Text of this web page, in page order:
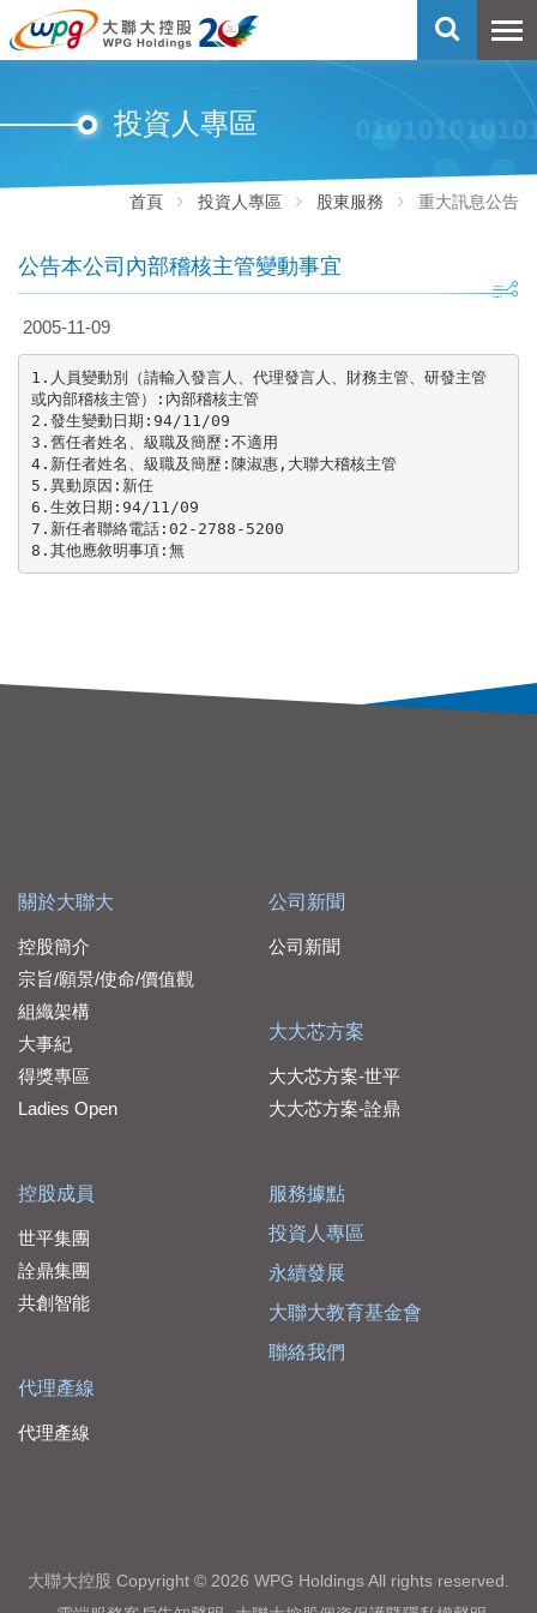
投資人專區
首頁 投資人專區 股東服務 重大訊息公告
公告本公司內部稽核主管變動事宜
2005-11-09
1.人員變動別（請輸入發言人、代理發言人、財務主管、研發主管
或內部稽核主管）:內部稽核主管
2.發生變動日期:94/11/09
3.舊任者姓名、級職及簡歷:不適用
4.新任者姓名、級職及簡歷:陳淑惠,大聯大稽核主管
5.異動原因:新任
6.生效日期:94/11/09
7.新任者聯絡電話:02-2788-5200
8.其他應敘明事項:無
關於大聯大
控股簡介
宗旨/願景/使命/價值觀
組織架構
大事紀
得獎專區
Ladies Open
控股成員
世平集團
詮鼎集團
共創智能
代理產線
代理產線
公司新聞
公司新聞
大大芯方案
大大芯方案-世平
大大芯方案-詮鼎
服務據點
投資人專區
永續發展
大聯大教育基金會
聯絡我們
大聯大控股 Copyright © 2026 WPG Holdings All rights reserved.